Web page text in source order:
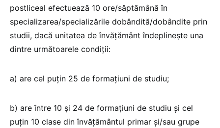
postliceal efectuează 10 ore/săptămână în
specializarea/specializările dobândită/dobândite prin
studii, dacă unitatea de învățământ îndeplinește una
dintre următoarele condiții:
a) are cel puțin 25 de formațiuni de studiu;
b) are între 10 și 24 de formațiuni de studiu și cel
puțin 10 clase din învățământul primar și/sau grupe